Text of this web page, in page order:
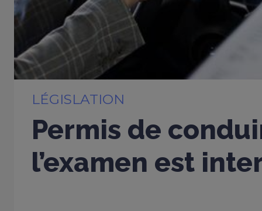
LÉGISLATION
Permis de
l’examen est